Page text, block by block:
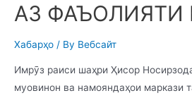
АЗ ФАЪОЛИЯТИ
Хабарҳо / By Вебсайт
Имрӯз раиси шаҳри Ҳисор
муовинон ва намояндаҳои маркази